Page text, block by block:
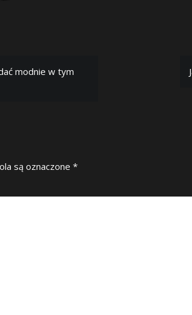
modnie w tym
są oznaczone *